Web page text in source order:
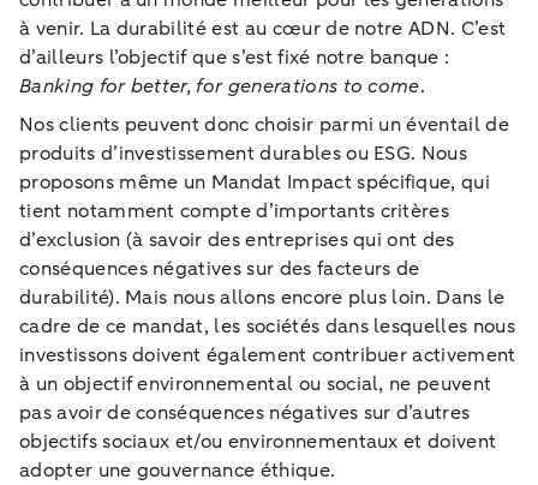
à venir. La durabilité est au cœur de notre ADN. C’est
d’ailleurs l’objectif que s’est fixé notre banque :
Banking for better, for generations to come.
Nos clients peuvent donc choisir parmi un éventail de
produits d’investissement durables ou ESG. Nous
proposons même un Mandat Impact spécifique, qui
tient notamment compte d’importants critères
d’exclusion (à savoir des entreprises qui ont des
conséquences négatives sur des facteurs de
durabilité). Mais nous allons encore plus loin. Dans le
cadre de ce mandat, les sociétés dans lesquelles nous
investissons doivent également contribuer activement
à un objectif environnemental ou social, ne peuvent
pas avoir de conséquences négatives sur d’autres
objectifs sociaux et/ou environnementaux et doivent
adopter une gouvernance éthique.